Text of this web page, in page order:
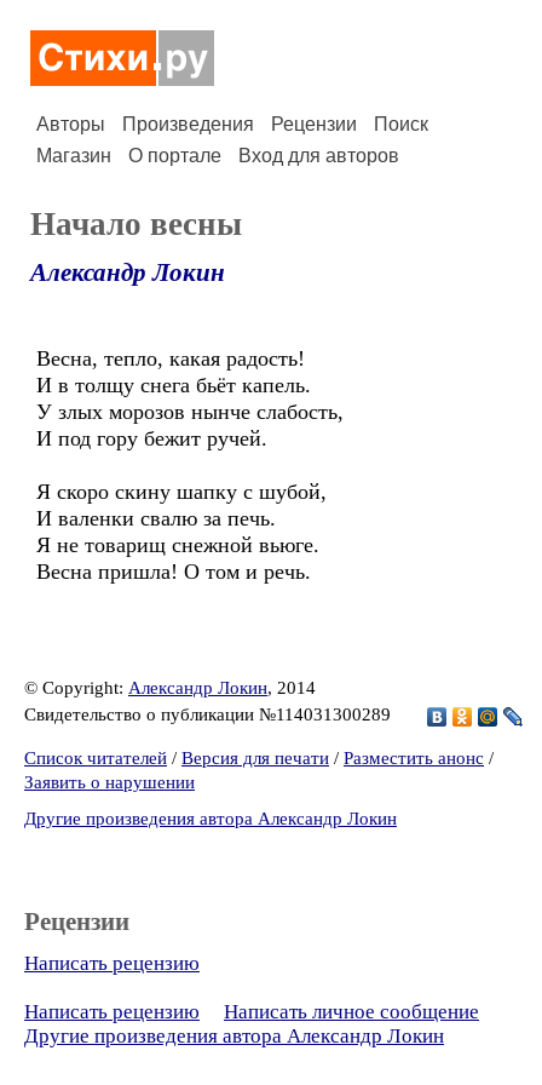
Авторы Произведения Рецензии
Поиск
Магазин
О портале Вход для авторов
Начало весны
Александр Локин
Весна, тепло, какая радость!
И в толщу снега бьёт капель.
У злых морозов нынче слабость,
И под гору бежит ручей.
Я скоро скину шапку с шубой,
И валенки свалю за печь.
Я не товарищ снежной вьюге.
Весна пришла! О том и речь.
© Copyright: Александр Локин, 2014
Свидетельство о публикации №114031300289
Список читателей / Версия для печати / Разместить анонс /
Заявить о нарушении
Другие произведения автора Александр Локин
Рецензии
Написать рецензию
Написать рецензию
Написать личное сообщение
Другие произведения автора Александр Локин